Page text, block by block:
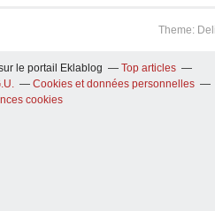
Theme:
le portail Eklablog
Top articles
Cookies et données personnelles
cookies